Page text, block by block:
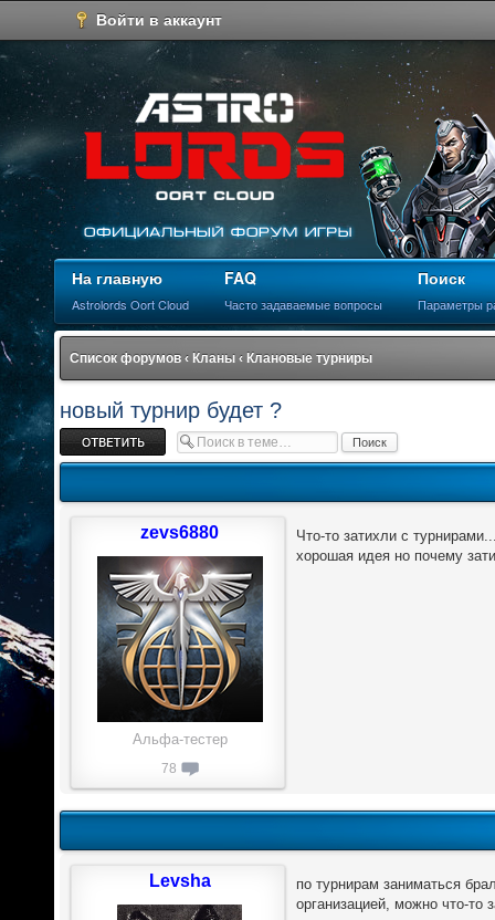
Войти в аккаунт
На главную
Astrolords Oort Cloud
FAQ
Часто задаваемые вопросы
Поиск
Параметры
Список форумов ‹ Кланы ‹ Клановые турниры
новый турнир будет ?
Ответить
Что-то затихли с
хорошая идея но почему
zevs6880
Альфа-тестер
78
по турнирам заниматься
организацией, можно что-то
Levsha